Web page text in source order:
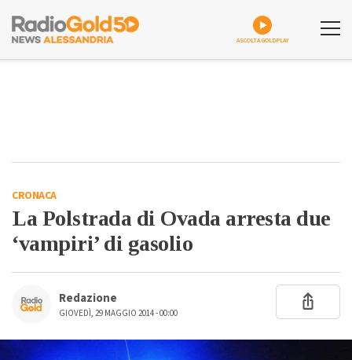
ASCOLTA GOLDPLAY
CRONACA
La Polstrada di Ovada arresta due
‘vampiri’ di gasolio
Redazione
GIOVEDÌ, 29 MAGGIO 2014 - 00:00